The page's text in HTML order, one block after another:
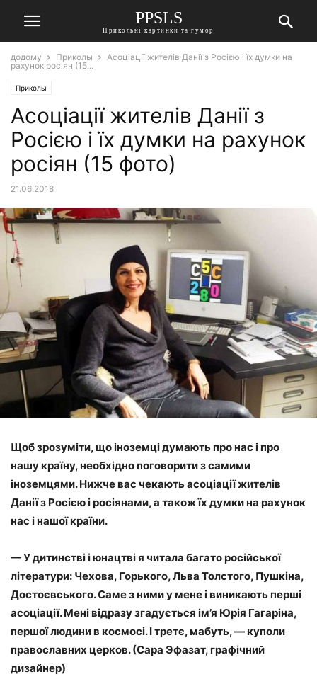
PPSLS
Прикольні картинки та гумор
додому Приколы
Асоціації жителів Данії з Росією і їх думки на
рахунок росіян (15...
Приколы
Асоціації жителів Данії з
Росією і їх думки на рахунок
росіян (15 фото)
21.06.2018
Щоб зрозуміти, що іноземці думають про нас і про
нашу країну, необхідно поговорити з самими
іноземцями. Нижче вас чекають асоціації жителів
Данії з Росією і росіянами, а також їх думки на рахунок
нас і нашої країни.
— У дитинстві і юнацтві я читала багато російської
літератури: Чехова, Горького, Льва Толстого, Пушкіна,
Достоєвського. Саме з ними у мене і виникають перші
асоціації. Мені відразу згадується ім’я Юрія Гагаріна,
першої людини в космосі. І третє, мабуть, — куполи
православних церков. (Сара Эфазат, графічний
дизайнер)